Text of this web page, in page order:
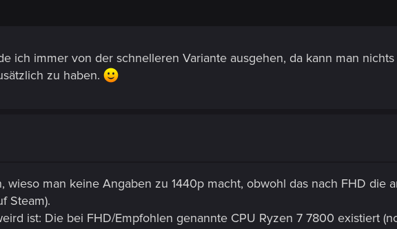
ich immer von der schnelleren Variante ausgehen, da kann man
zu haben.
wieso man keine Angaben zu 1440p macht, obwohl das nach FHD die
Steam).
ist: Die bei FHD/Empfohlen genannte CPU Ryzen 7 7800 existiert